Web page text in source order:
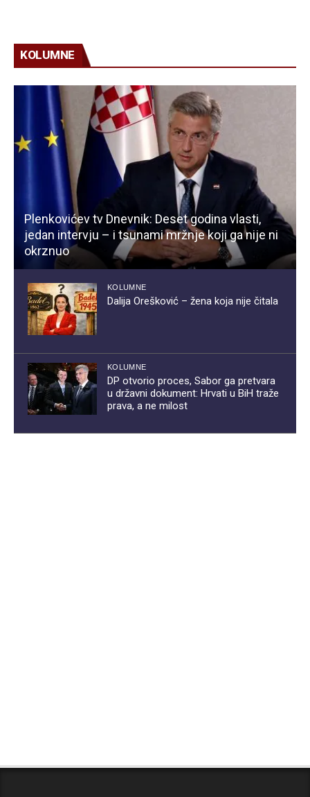
KOLUMNE
Plenkovićev tv Dnevnik: Deset godina vlasti,
jedan intervju – i tsunami mržnje koji ga nije ni
okrznuo
KOLUMNE
Dalija Orešković – žena koja nije čitala
KOLUMNE
DP otvorio proces, Sabor ga pretvara
u državni dokument: Hrvati u BiH traže
prava, a ne milost